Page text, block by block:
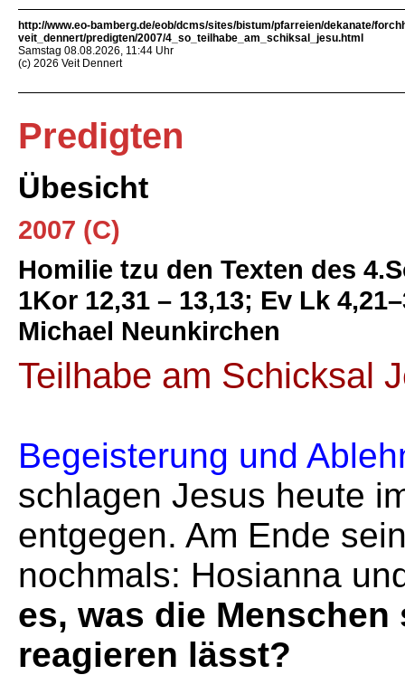
http://www.eo-bamberg.de/eob/dcms/sites/bistum/pfarreien/dekanate/
veit_dennert/predigten/2007/4_so_teilhabe_am_schiksal_jesu.html
Samstag 08.08.2026, 11:44 Uhr
(c) 2026 Veit Dennert
Predigten
Übesicht
2007 (C)
Homilie tzu den Texten des
1Kor 12,31 – 13,13; Ev Lk
Michael Neunkirchen
Teilhabe am Schicksal
Begeisterung und
schlagen Jesus heute
entgegen. Am Ende
nochmals: Hosianna
es, was die
reagieren lässt?